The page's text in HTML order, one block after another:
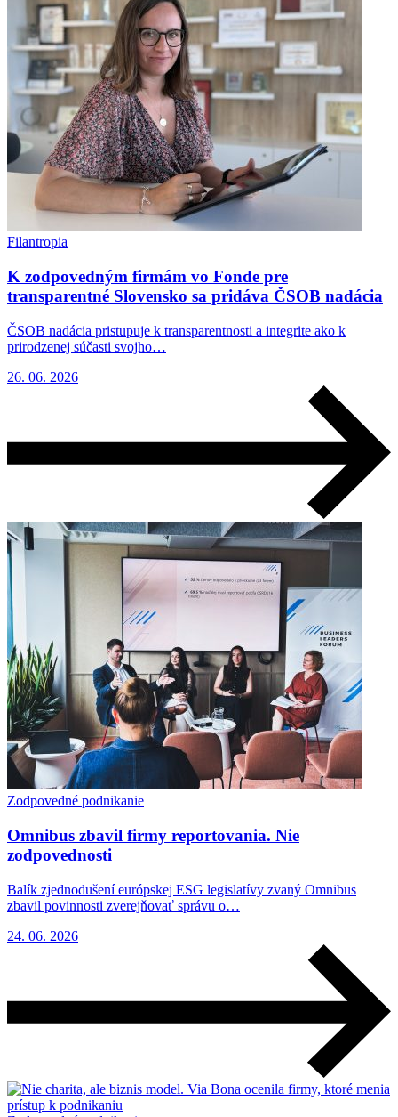
Filantropia
K zodpovedným firmám vo Fonde pre
transparentné Slovensko sa pridáva ČSOB nadácia
ČSOB nadácia pristupuje k transparentnosti a integrite ako k
prirodzenej súčasti svojho…
26. 06. 2026
Zodpovedné podnikanie
Omnibus zbavil firmy reportovania. Nie
zodpovednosti
Balík zjednodušení európskej ESG legislatívy zvaný Omnibus
zbavil povinnosti zverejňovať správu o…
24. 06. 2026